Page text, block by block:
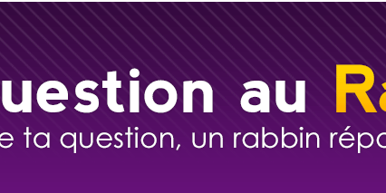
2 nouvelles musiques dans Torah-Box Music
8 personnes viennent de faire un don pour Tsédaka : pauvres d'Israel
Nouvelle émission radio : Visions de grandeur n°104 : Le Chabbath et le
61 personnes viennent de demander une bénédiction
Ariel vient de donner son Maasser
Il reste 49 places pour étudier en groupe sur Zoom